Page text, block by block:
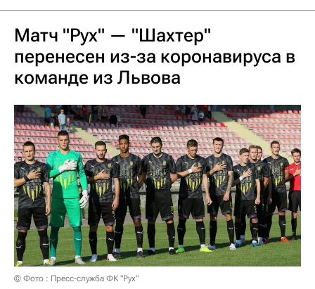
Матч "Рух" — "Шахтер"
перенесен из-за коронавируса в
команде из Львова
© Фото : Пресс-служба ФК "Рух"